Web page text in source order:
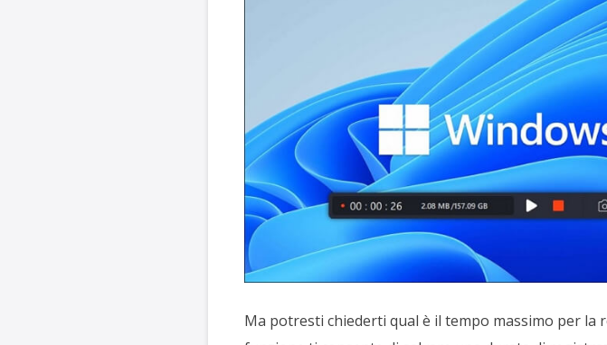
Ma potresti chiederti qual è il tempo massimo per la